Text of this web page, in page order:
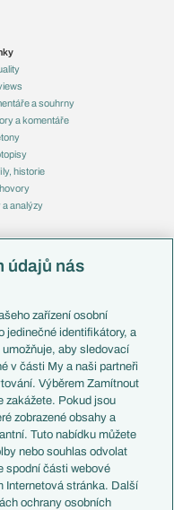
a souhrny
a komentáře
historie
a analýzy
soutěž
údajů nás
zařízení osobní
jedinečné identifikátory, a
aby sledovací
v části My a naši partneři
Výběrem Zamítnout
zakážete. Pokud jsou
zobrazené obsahy a
Tuto nabídku můžete
nebo souhlas odvolat
spodní části webové
Internetová stránka. Další
ochrany osobních